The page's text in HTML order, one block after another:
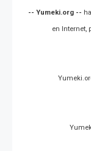
-- Yumeki.org --
en Internet,